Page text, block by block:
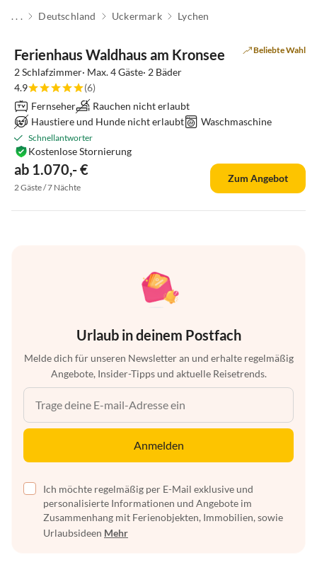
. . . Deutschland Uckermark Lychen
Ferienhaus Waldhaus am Kronsee Beliebte Wahl
2 Schlafzimmer· Max. 4 Gäste· 2 Bäder
4.9
(6)
Fernseher
Rauchen nicht erlaubt
Haustiere und Hunde nicht erlaubt
Waschmaschine
Schnellantworter
ab 1.070,- €
Kostenlose Stornierung
2 Gäste / 7 Nächte
Zum Angebot
Urlaub in deinem Postfach
Melde dich für unseren Newsletter an und erhalte regelmäßig
Angebote, Insider-Tipps und aktuelle Reisetrends.
Anmelden
Ich möchte regelmäßig per E-Mail exklusive und
personalisierte Informationen und Angebote im
Zusammenhang mit Ferienobjekten, Immobilien, sowie
Urlaubsideen Mehr